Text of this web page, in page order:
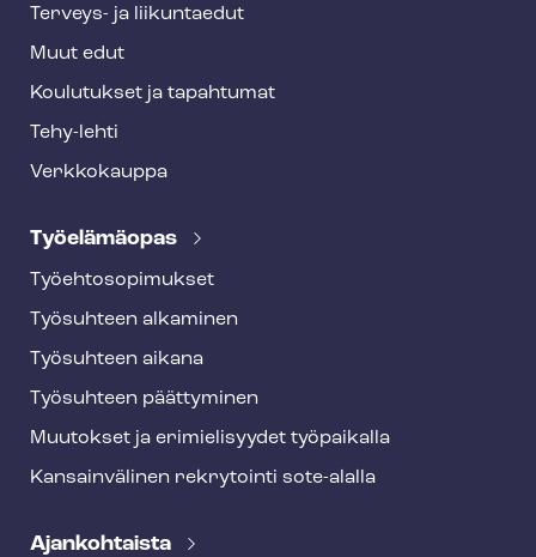
Terveys- ja liikuntaedut
Muut edut
Koulutukset ja tapahtumat
Tehy-lehti
Verkkokauppa
Työelämäopas
Työ­eh­to­so­pi­muk­set
Työsuhteen alkaminen
Työsuhteen aikana
Työsuhteen päättyminen
Muutokset ja erimielisyydet työpaikalla
Kansainvälinen rekrytointi sote-alalla
Ajankohtaista